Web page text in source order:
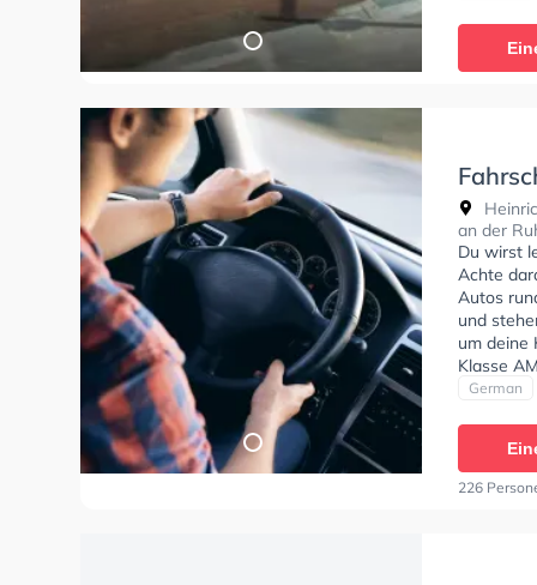
an der
Du wirst
Achte
Autos
und
um deine
Klasse
C,
German
226